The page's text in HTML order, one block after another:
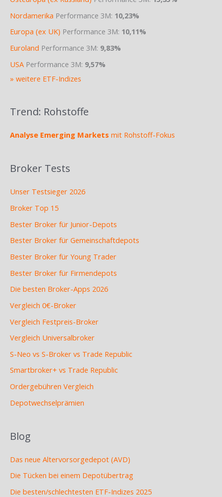
Nordamerika Performance 3M: 10,23%
Europa (ex UK) Performance 3M: 10,11%
Euroland Performance 3M: 9,83%
USA Performance 3M: 9,57%
» weitere ETF-Indizes
Trend: Rohstoffe
Analyse Emerging Markets mit Rohstoff-Fokus
Broker Tests
Unser Testsieger 2026
Broker Top 15
Bester Broker für Junior-Depots
Bester Broker für Gemeinschaftdepots
Bester Broker für Young Trader
Bester Broker für Firmendepots
Die besten Broker-Apps 2026
Vergleich 0€-Broker
Vergleich Festpreis-Broker
Vergleich Universalbroker
S-Neo vs S-Broker vs Trade Republic
Smartbroker+ vs Trade Republic
Ordergebühren Vergleich
Depotwechselprämien
Blog
Das neue Altervorsorgedepot (AVD)
Die Tücken bei einem Depotübertrag
Die besten/schlechtesten ETF-Indizes 2025